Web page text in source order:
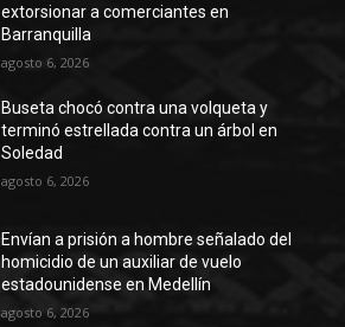
extorsionar a comerciantes en
Barranquilla
agosto 6, 2026
Buseta chocó contra una volqueta y
terminó estrellada contra un árbol en
Soledad
agosto 6, 2026
Envían a prisión a hombre señalado del
homicidio de un auxiliar de vuelo
estadounidense en Medellín
agosto 6, 2026